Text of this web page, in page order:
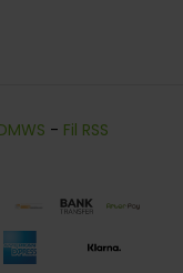
- Fil RSS